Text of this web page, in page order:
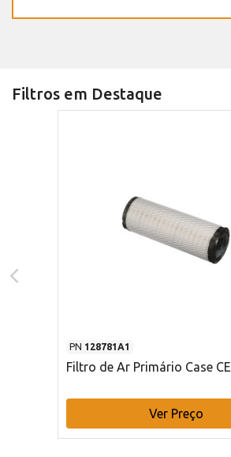
Filtros em Destaque
PN 128781A1
Filtro de Ar Primário Case CE
Ver Preço